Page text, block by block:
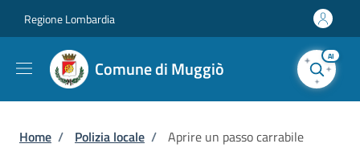
Regione Lombardia
Comune di Muggiò
AI
Briciole di pane
Home / Polizia locale / Aprire un passo carrabile